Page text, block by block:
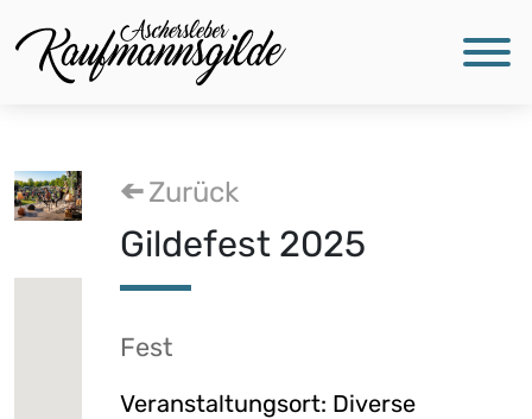
Zurück
Gildefest 2025
Fest
Veranstaltungsort: Diverse